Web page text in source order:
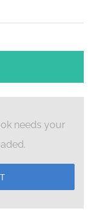
needs your